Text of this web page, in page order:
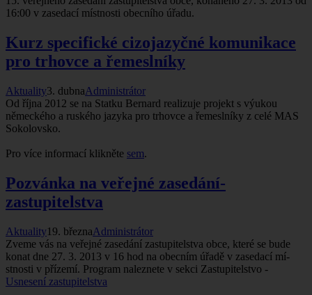
16:00 v zasedací­ mí­stnosti obecní­ho úřadu.
Kurz specifické cizojazyčné komunikace
pro trhovce a řemeslní­ky
Aktuality3. dubnaAdministrátor
Od ří­jna 2012 se na Statku Bernard realizuje projekt s výukou
německého a ruského jazyka pro trhovce a řemeslní­ky z celé MAS
Sokolovsko.
Pro ví­ce informací­ klikněte sem.
Pozvánka na veřejné zasedání­
zastupitelstva
Aktuality19. březnaAdministrátor
Zveme vás na veřejné zasedání­ zastupitelstva obce, které se bude
konat dne 27. 3. 2013 v 16 hod na obecní­m úřadě v zasedací­ mí­
stnosti v pří­zemí­. Program naleznete v sekci Zastupitelstvo -
Usnesení­ zastupitelstva